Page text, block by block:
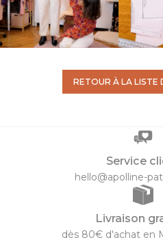
RETOUR À LA LISTE
Service
hello@apolline-
Livraison
dès 80€ d'achat en